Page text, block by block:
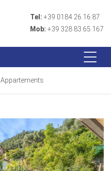
Tel: +39 0184 26.16.87
Mob: +39 328 83.65.167
Appartements